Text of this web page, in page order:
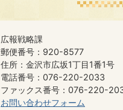
広報戦略課
郵便番号：920-8577
住所：金沢市広坂1丁目1番1号
電話番号：076-220-2033
ファックス番号：076-220-
お問い合わせフォーム